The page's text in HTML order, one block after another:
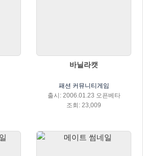
바닐라캣
패션 커뮤니티게임
출시: 2006.01.23 오픈베타
조회: 23,009